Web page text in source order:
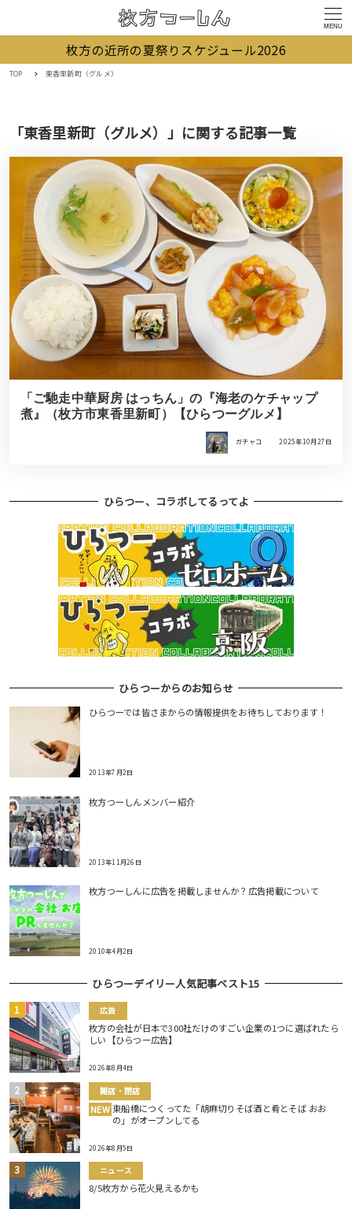
MENU
枚方の近所の夏祭りスケジュール2026
TOP 東香里新町（グルメ）
「東香里新町（グルメ）」に関する記事一覧
「ご馳走中華厨房 はっちん」の『海老のケチャップ
煮』（枚方市東香里新町）【ひらつーグルメ】
ガチャコ 2025年10月27日
ひらつー、コラボしてるってよ
ひらつーからのお知らせ
ひらつーでは皆さまからの情報提供をお待ちしております！
2013年7月2日
枚方つーしんメンバー紹介
2013年11月26日
枚方つーしんに広告を掲載しませんか？広告掲載について
2010年4月2日
ひらつーデイリー人気記事ベスト15
広告
枚方の会社が日本で300社だけのすごい企業の1つに選ばれたら
しい【ひらつー広告】
2026年8月4日
開店・閉店
NEW 東船橋につくってた「胡麻切りそば酒と肴とそば おお
の」がオープンしてる
2026年8月5日
ニュース
8/5枚方から花火見えるかも